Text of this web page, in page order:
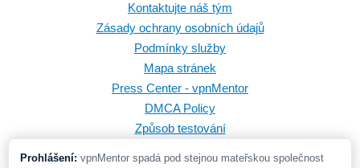
Kontaktujte náš tým
Zásady ochrany osobních údajů
Podmínky služby
Mapa stránek
Press Center - vpnMentor
DMCA Policy
Způsob testování
Prohlášení: vpnMentor spadá pod stejnou mateřskou společnost